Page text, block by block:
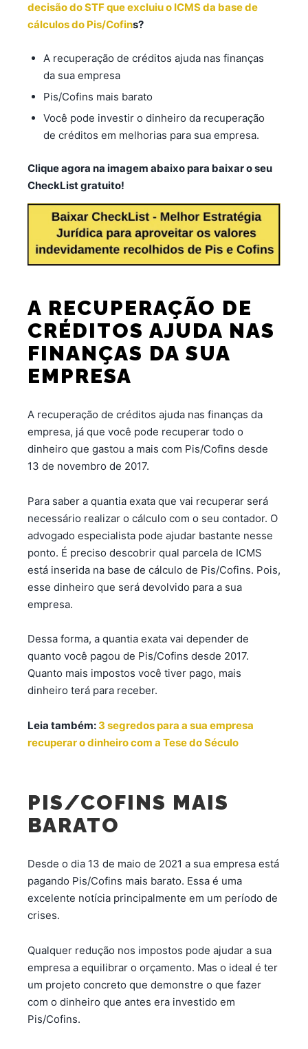
decisão do STF que excluiu o ICMS da base de
cálculos do Pis/Cofins?
A recuperação de créditos ajuda nas finanças
da sua empresa
Pis/Cofins mais barato
Você pode investir o dinheiro da recuperação
de créditos em melhorias para sua empresa.
Clique agora na imagem abaixo para baixar o seu
CheckList gratuito!
A RECUPERAÇÃO DE
CRÉDITOS AJUDA NAS
FINANÇAS DA SUA
EMPRESA
A recuperação de créditos ajuda nas finanças da
empresa, já que você pode recuperar todo o
dinheiro que gastou a mais com Pis/Cofins desde
13 de novembro de 2017.
Para saber a quantia exata que vai recuperar será
necessário realizar o cálculo com o seu contador. O
advogado especialista pode ajudar bastante nesse
ponto. É preciso descobrir qual parcela de ICMS
está inserida na base de cálculo de Pis/Cofins. Pois,
esse dinheiro que será devolvido para a sua
empresa.
Dessa forma, a quantia exata vai depender de
quanto você pagou de Pis/Cofins desde 2017.
Quanto mais impostos você tiver pago, mais
dinheiro terá para receber.
Leia também: 3 segredos para a sua empresa
recuperar o dinheiro com a Tese do Século
PIS/COFINS MAIS
BARATO
Desde o dia 13 de maio de 2021 a sua empresa está
pagando Pis/Cofins mais barato. Essa é uma
excelente notícia principalmente em um período de
crises.
Qualquer redução nos impostos pode ajudar a sua
empresa a equilibrar o orçamento. Mas o ideal é ter
um projeto concreto que demonstre o que fazer
com o dinheiro que antes era investido em
Pis/Cofins.